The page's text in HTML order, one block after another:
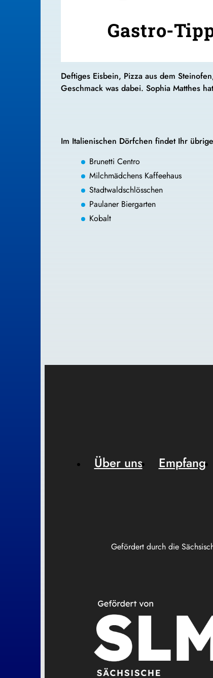
Gastro-
Deftiges Eisbein, Pizza aus dem
Geschmack was dabei. Sophia Matthes
Im Italienischen Dörfchen findet Ihr
Brunetti Centro
Milchmädchens Kaffeehaus
Stadtwaldschlösschen
Paulaner Biergarten
Kobalt
Gefördert durch die
Über uns Empfang